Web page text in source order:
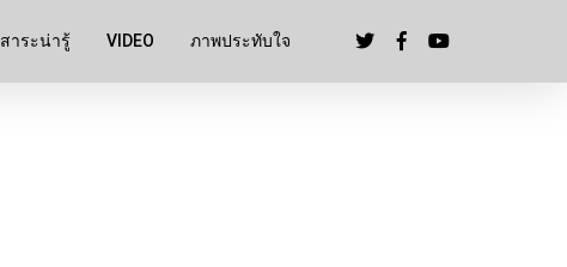
สาระน่ารู้ VIDEO ภาพประทับใจ